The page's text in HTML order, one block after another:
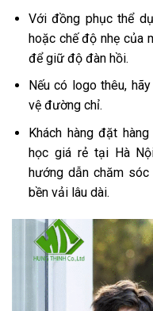
Với đồng phục thể
hoặc chế độ nhẹ của
để giữ độ đàn hồi.
Nếu có logo thêu,
vệ đường chỉ.
Khách hàng đặt
học giá rẻ tại Hà
hướng dẫn chăm
bền vải lâu dài.